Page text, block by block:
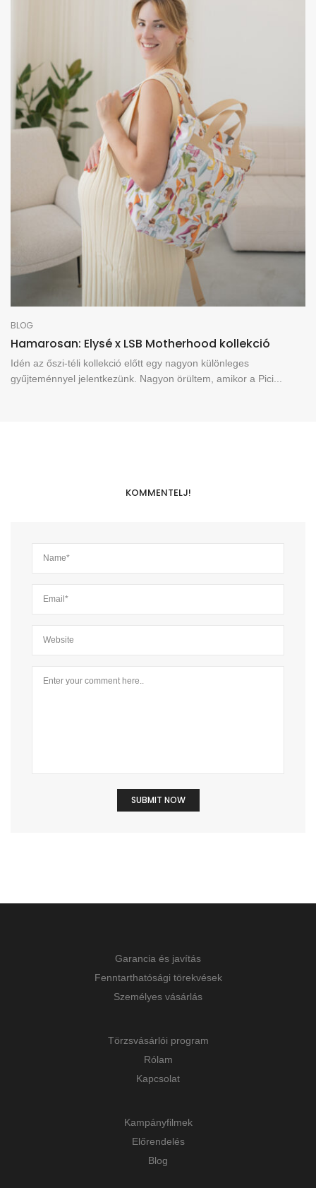
BLOG
Hamarosan: Elysé x LSB Motherhood kollekció
Idén az őszi-téli kollekció előtt egy nagyon különleges
gyűjteménnyel jelentkezünk. Nagyon örültem, amikor a Pici...
KOMMENTELJ!
Garancia és javítás
Fenntarthatósági törekvések
Személyes vásárlás
Törzsvásárlói program
Rólam
Kapcsolat
Kampányfilmek
Előrendelés
Blog